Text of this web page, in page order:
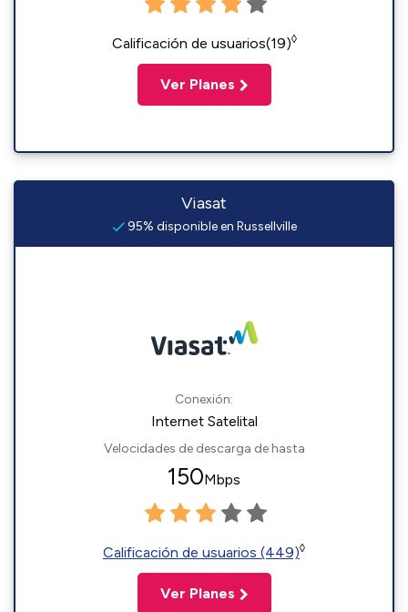
Calificación de usuarios(19)◊
Ver Planes
Viasat
95% disponible en Russellville
Conexión:
Internet Satelital
Velocidades de descarga de hasta
150Mbps
Calificación de usuarios (449)◊
Ver Planes